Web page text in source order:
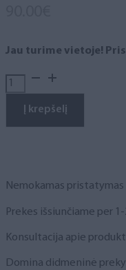
Jau turime vietoje!
produkto
Aktyvuotos
TAIFUN
1
TAIFUN
modeliams
Į krepšelį
Nemokamas pristatymas
Prekes išsiunčiame per
Konsultacija apie
Domina didmeninė